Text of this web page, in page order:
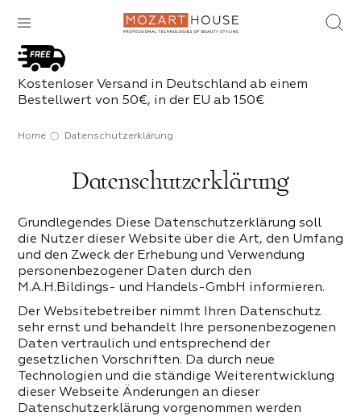
Mädchen
Dame
Tops
Eﬀekten
der Tube
DER KATEGORIE
DER KATEGORIE
(Hilfs-) Flüssigkeiten
DER KATEGORIE
DER KATEGORIE
DER KATEGORIE
Kostenloser Versand in Deutschland ab einem
Bestellwert von 50€, in der EU ab 150€
Home Datenschutzerklärung
Datenschutzerklärung
Grundlegendes Diese Datenschutzerklärung soll
die Nutzer dieser Website über die Art, den Umfang
und den Zweck der Erhebung und Verwendung
personenbezogener Daten durch den
M.A.H.Bildings- und Handels-GmbH informieren.
Der Websitebetreiber nimmt Ihren Datenschutz
sehr ernst und behandelt Ihre personenbezogenen
Daten vertraulich und entsprechend der
gesetzlichen Vorschriften. Da durch neue
Technologien und die ständige Weiterentwicklung
dieser Webseite Änderungen an dieser
Datenschutzerklärung vorgenommen werden